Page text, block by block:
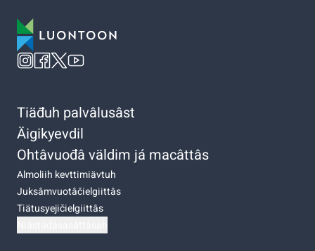
Tiäđuh palvâlusâst
Äigikyevdil
Ohtâvuođâ väldim já macâttâs
Almoliih kevttimiävtuh
Juksâmvuotâčielgiittâs
Tiätusyejičielgiittâs